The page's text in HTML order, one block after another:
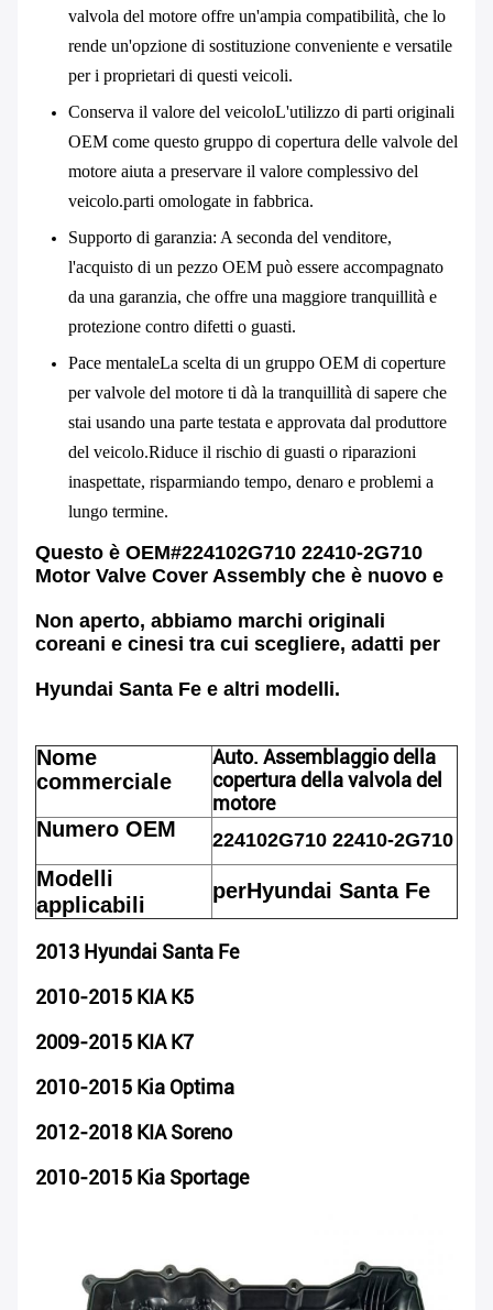
valvola del motore offre un'ampia compatibilità, che lo
rende un'opzione di sostituzione conveniente e versatile
per i proprietari di questi veicoli.
Conserva il valore del veicoloL'utilizzo di parti originali
OEM come questo gruppo di copertura delle valvole del
motore aiuta a preservare il valore complessivo del
veicolo.parti omologate in fabbrica.
Supporto di garanzia: A seconda del venditore,
l'acquisto di un pezzo OEM può essere accompagnato
da una garanzia, che offre una maggiore tranquillità e
protezione contro difetti o guasti.
Pace mentaleLa scelta di un gruppo OEM di coperture
per valvole del motore ti dà la tranquillità di sapere che
stai usando una parte testata e approvata dal produttore
del veicolo.Riduce il rischio di guasti o riparazioni
inaspettate, risparmiando tempo, denaro e problemi a
lungo termine.
Questo è OEM#224102G710 22410-2G710
Motor Valve Cover Assembly che è nuovo e
Non aperto, abbiamo marchi originali
coreani e cinesi tra cui scegliere, adatti per
Hyundai Santa Fe e altri modelli.
Nome
commerciale
Auto. Assemblaggio della
copertura della valvola del
motore
Numero OEM 224102G710 22410-2G710
Modelli
applicabili
perHyundai Santa Fe
2013 Hyundai Santa Fe
2010-2015 KIA K5
2009-2015 KIA K7
2010-2015 Kia Optima
2012-2018 KIA Soreno
2010-2015 Kia Sportage